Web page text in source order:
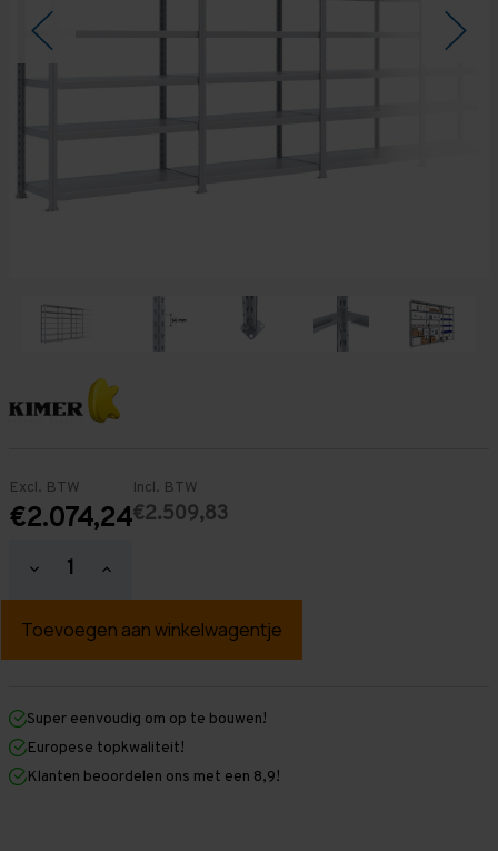
Excl. BTW
€2.074,24
Incl. BTW
€2.509,83
Hoeveelheid
verlagen
Easy
Legbordstelling
x
13.000
mm
x
Hoeveelheid
verhogen
Easy
Legbordstelling
x
13.000
mm
x
Super eenvoudig om op te bouwen!
Europese topkwaliteit!
Klanten beoordelen ons met een 8,9!